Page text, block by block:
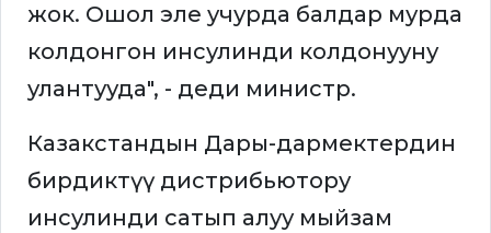
жок. Ошол эле учурда балдар мурда
колдонгон инсулинди колдонууну
улантууда", - деди министр.
Казакстандын Дары-дармектердин
бирдиктүү дистрибьютору
инсулинди сатып алуу мыйзам